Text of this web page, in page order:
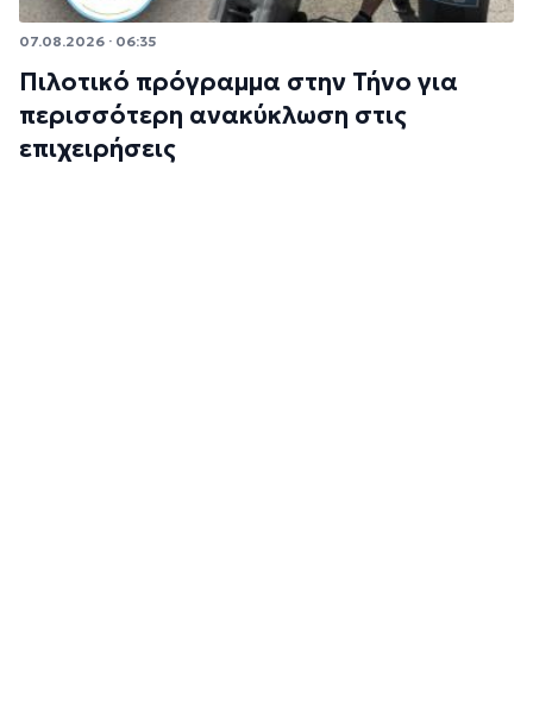
07.08.2026 · 06:35
Πιλοτικό πρόγραμμα στην Τήνο για
περισσότερη ανακύκλωση στις
επιχειρήσεις